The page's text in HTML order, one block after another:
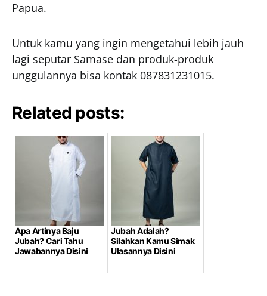
Papua.
Untuk kamu yang ingin mengetahui lebih jauh
lagi seputar Samase dan produk-produk
unggulannya bisa kontak 087831231015.
Related posts:
Apa Artinya Baju
Jubah? Cari Tahu
Jawabannya Disini
Jubah Adalah?
Silahkan Kamu Simak
Ulasannya Disini